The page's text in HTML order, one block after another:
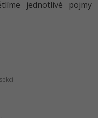
jednotlivé pojmy